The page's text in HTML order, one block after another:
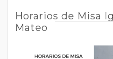
Horarios de Misa
Mateo